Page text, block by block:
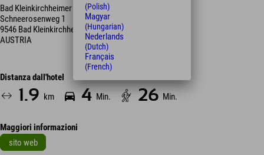
Bad Kleinkirchheimer Flow Country Trail
Schneerosenweg 1
9546 Bad Kleinkirchheim
AUSTRIA
Distanza dall'hotel
1.9 km 4 Min. 26 Min.
Maggiori informazioni
sito web
(Polish)
Magyar
(Hungarian)
Nederlands
(Dutch)
Français
(French)